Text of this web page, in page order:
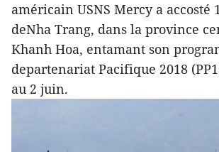
américain USNS Mercy a accosté
deNha Trang, dans la province
Khanh Hoa, entamant son
departenariat Pacifique 2018
au 2 juin.